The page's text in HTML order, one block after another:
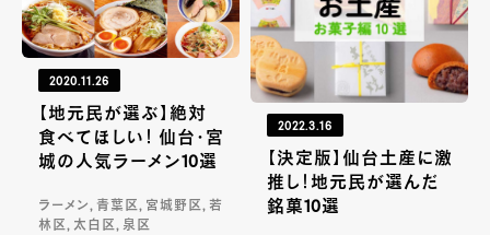
2020.11.26
【地元民が選ぶ】絶対
食べてほしい！ 仙台・宮
城の人気ラーメン10選
ラーメン, 青葉区, 宮城野区, 若
林区, 太白区, 泉区
2022.3.16
【決定版】仙台土産に激
推し！地元民が選んだ
銘菓10選